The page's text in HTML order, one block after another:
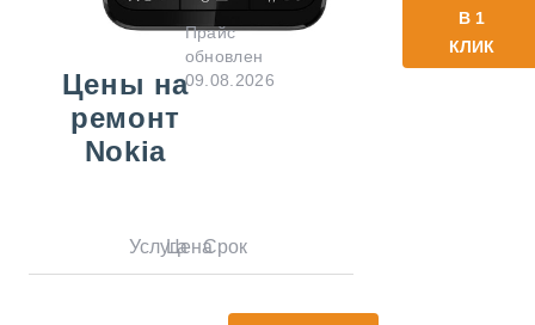
В 1
КЛИК
Цены на
ремонт
Nokia
Прайс
обновлен
09.08.2026
УслугаЦенаСрок